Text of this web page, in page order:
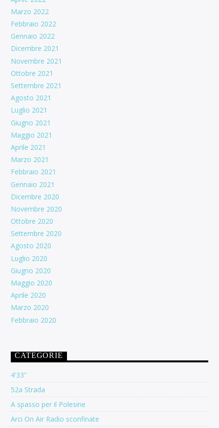
Marzo 2022
Febbraio 2022
Gennaio 2022
Dicembre 2021
Novembre 2021
Ottobre 2021
Settembre 2021
Agosto 2021
Luglio 2021
Giugno 2021
Maggio 2021
Aprile 2021
Marzo 2021
Febbraio 2021
Gennaio 2021
Dicembre 2020
Novembre 2020
Ottobre 2020
Settembre 2020
Agosto 2020
Luglio 2020
Giugno 2020
Maggio 2020
Aprile 2020
Marzo 2020
Febbraio 2020
CATEGORIE
4'33''
52a Strada
A spasso per il Polesine
Arci On Air Radio sconfinate